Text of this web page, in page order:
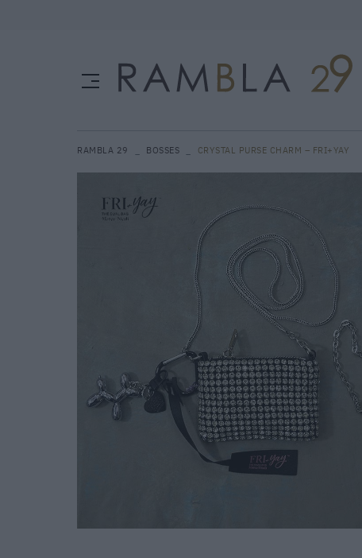
RAMBLA 29 BOSSES CRYSTAL PURSE CHARM – FRI+YAY